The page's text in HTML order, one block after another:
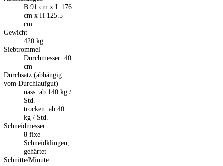
B 91 cm x L 176
cm x H 125.5
cm
Gewicht
420 kg
Siebtrommel
Durchmesser: 40
cm
Durchsatz (abhängig
vom Durchlaufgut)
nass: ab 140 kg /
Std.
trocken: ab 40
kg / Std.
Schneidmesser
8 fixe
Schneidklingen,
gehärtet
Schnitte/Minute